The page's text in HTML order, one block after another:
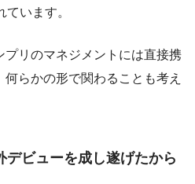
います。
プリのマネジメントには直接携
らかの形で関わることも考え
ビューを成し遂げたから